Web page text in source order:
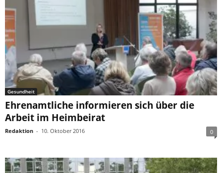
Gesundheit
Ehrenamtliche informieren sich über die
Arbeit im Heimbeirat
Redaktion - 10. Oktober 2016 0